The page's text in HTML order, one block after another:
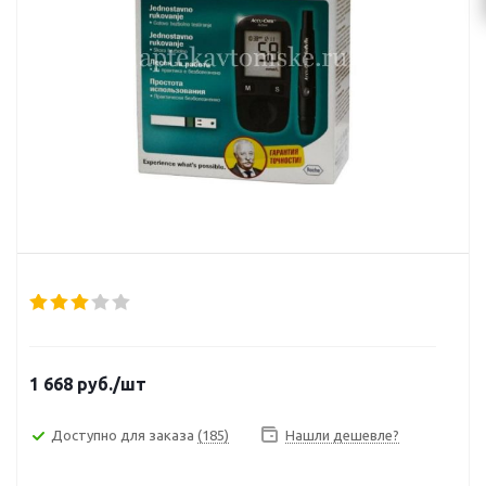
1 668 руб./шт
Доступно для заказа (185) Нашли дешевле?